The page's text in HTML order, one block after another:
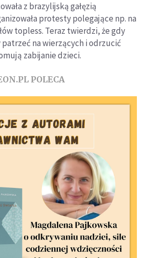
z brazylijską gałęzią
protesty polegające np. na
topless. Teraz twierdzi, że gdy
na wierzących i odrzucić
zabijanie dzieci.
POLECA